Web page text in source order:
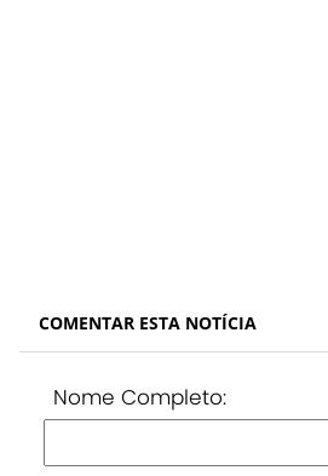
COMENTAR ESTA NOTÍCIA
Nome Completo: